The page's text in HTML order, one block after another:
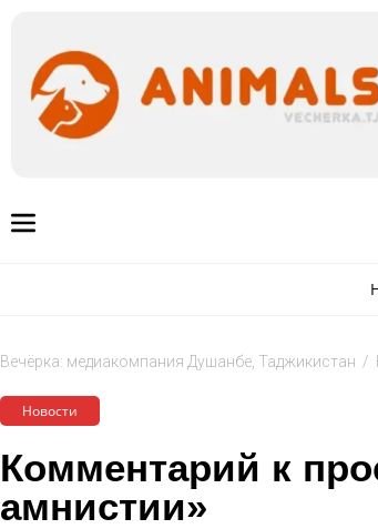
Вечёрка: медиакомпания Душанбе, Таджикистан /
Новости
Комментарий к
амнистии»